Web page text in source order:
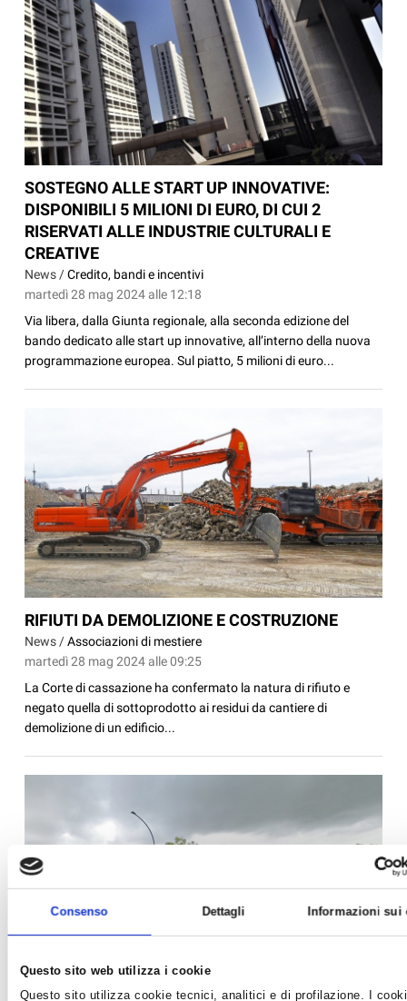
Consenso Dettagli Informazioni sui
Questo sito web utilizza i cookie
Questo sito utilizza cookie tecnici, analitici e di profilazione. I
SOSTEGNO ALLE START UP INNOVATIVE:
DISPONIBILI 5 MILIONI DI EURO, DI CUI 2
RISERVATI ALLE INDUSTRIE CULTURALI E
CREATIVE
News /Credito, bandi e incentivi
martedì 28 mag 2024 alle 12:18
Via libera, dalla Giunta regionale, alla seconda edizione del
bando dedicato alle start up innovative, all’interno della nuova
programmazione europea. Sul piatto, 5 milioni di euro...
RIFIUTI DA DEMOLIZIONE E COSTRUZIONE
News /Associazioni di mestiere
martedì 28 mag 2024 alle 09:25
La Corte di cassazione ha confermato la natura di rifiuto e
negato quella di sottoprodotto ai residui da cantiere di
demolizione di un edificio...